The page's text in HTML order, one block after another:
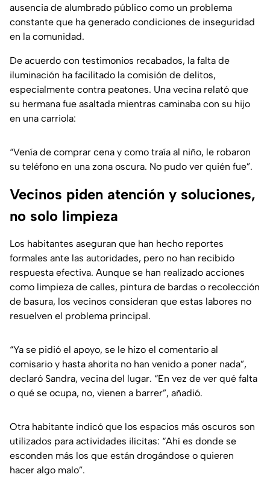
ausencia de alumbrado público como un problema
constante que ha generado condiciones de inseguridad
en la comunidad.
De acuerdo con testimonios recabados, la falta de
iluminación ha facilitado la comisión de delitos,
especialmente contra peatones. Una vecina relató que
su hermana fue asaltada mientras caminaba con su hijo
en una carriola:
“Venía de comprar cena y como traía al niño, le robaron
su teléfono en una zona oscura. No pudo ver quién fue”.
Vecinos piden atención y soluciones,
no solo limpieza
Los habitantes aseguran que han hecho reportes
formales ante las autoridades, pero no han recibido
respuesta efectiva. Aunque se han realizado acciones
como limpieza de calles, pintura de bardas o recolección
de basura, los vecinos consideran que estas labores no
resuelven el problema principal.
“Ya se pidió el apoyo, se le hizo el comentario al
comisario y hasta ahorita no han venido a poner nada”,
declaró Sandra, vecina del lugar. “En vez de ver qué falta
o qué se ocupa, no, vienen a barrer”, añadió.
Otra habitante indicó que los espacios más oscuros son
utilizados para actividades ilícitas: “Ahí es donde se
esconden más los que están drogándose o quieren
hacer algo malo”.